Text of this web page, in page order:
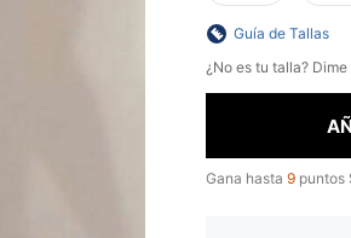
Guía de Tallas
¿No es tu talla?
Gana hasta 9 puntos